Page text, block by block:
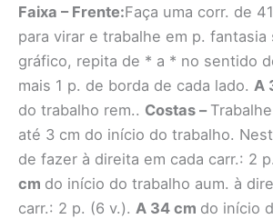
Faixa – Frente:Faça uma corr. de
para virar e trabalhe em p. fantasia
gráfico, repita de * a * no sentido
mais 1 p. de borda de cada lado. A
do trabalho rem.. Costas –
até 3 cm do início do trabalho.
de fazer à direita em cada carr.: 2
cm do início do trabalho aum. à
carr.: 2 p. (6 v.). A 34 cm do início